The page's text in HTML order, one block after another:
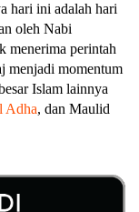
hari ini adalah hari
oleh Nabi
menerima perintah
menjadi momentum
Islam lainnya
Adha, dan Maulid